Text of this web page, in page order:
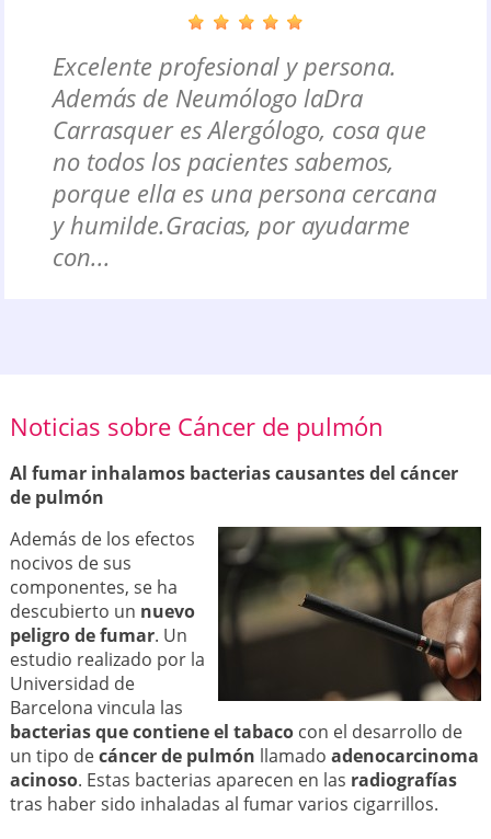
Excelente profesional y persona.
Además de Neumólogo laDra
Carrasquer es Alergólogo, cosa que
no todos los pacientes sabemos,
porque ella es una persona cercana
y humilde.Gracias, por ayudarme
con...
Noticias sobre Cáncer de pulmón
Al fumar inhalamos bacterias causantes del cáncer
de pulmón
Además de los efectos
nocivos de sus
componentes, se ha
descubierto un nuevo
peligro de fumar. Un
estudio realizado por la
Universidad de
Barcelona vincula las
bacterias que contiene el tabacocon el desarrollo de
un tipo decáncer de pulmón llamado adenocarcinoma
acinoso. Estas bacterias aparecen en las radiografías
tras haber sido inhaladas al fumar varios cigarrillos.